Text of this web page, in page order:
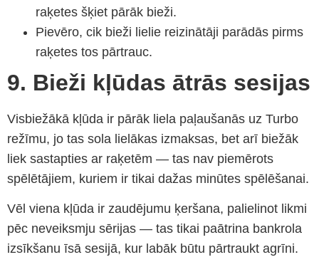
raķetes šķiet pārāk bieži.
Pievēro, cik bieži lielie reizinātāji parādās pirms
raķetes tos pārtrauc.
9. Bieži kļūdas ātrās sesijas
Visbiežākā kļūda ir pārāk liela paļaušanās uz Turbo
režīmu, jo tas sola lielākas izmaksas, bet arī biežāk
liek sastapties ar raķetēm — tas nav piemērots
spēlētājiem, kuriem ir tikai dažas minūtes spēlēšanai.
Vēl viena kļūda ir zaudējumu ķeršana, palielinot likmi
pēc neveiksmju sērijas — tas tikai paātrina bankrola
izsīkšanu īsā sesijā, kur labāk būtu pārtraukt agrīni.